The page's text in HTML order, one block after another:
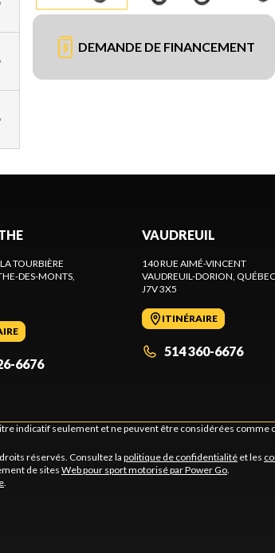
DEMANDE DE FINANCEMENT
TOURBIÈRE
DES-MONTS
6676
VAUDREUIL
140 RUE AIMÉ-VINCENT
VAUDREUIL-DORION , QUÉBEC
J7V 3X5
ITINÉRAIRE
514 360-6676
indicatif seulement et ne peuvent être considérées comme
réservés. Consultez lapolitique de confidentialité et les
de sites Web pour sport motorisé par Power Go